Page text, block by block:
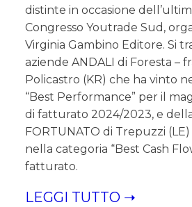
distinte in occasione
Congresso Youtrade Sud,
Virginia Gambino Editore. Si
aziende ANDALI di Foresta –
Policastro (KR) che ha vinto
“Best Performance” per il
di fatturato 2024/2023, e
FORTUNATO di Trepuzzi
nella categoria “Best Cash
fatturato.
LEGGI TUTTO ➝